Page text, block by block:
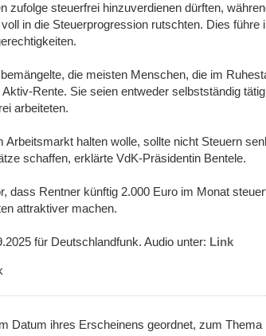
zufolge steuerfrei hinzuverdienen dürften,
in die Steuerprogression rutschten. Dies führe
die meisten Menschen, die im
Rente. Sie seien entweder selbstständig
arbeiteten.
Arbeitsmarkt halten wolle, sollte nicht Steuern
schaffen, erklärte VdK-Präsidentin Bentele.
dass Rentner künftig 2.000 Euro im Monat
attraktiver machen.
für Deutschlandfunk. Audio unter: Link
Datum ihres Erscheinens geordnet, zum Thema